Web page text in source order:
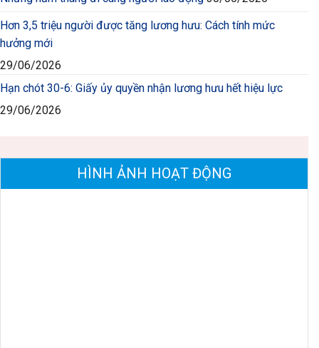
Hơn 3,5 triệu người được tăng lương hưu: Cách tính mức
hưởng mới
29/06/2026
Hạn chót 30-6: Giấy ủy quyền nhận lương hưu hết hiệu lực
29/06/2026
HÌNH ẢNH HOẠT ĐỘNG